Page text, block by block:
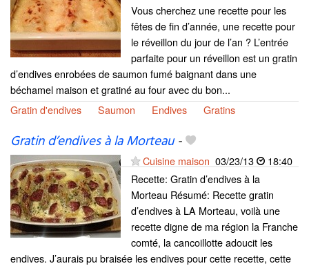
Vous cherchez une recette pour les
fêtes de fin d’année, une recette pour
le réveillon du jour de l’an ? L’entrée
parfaite pour un réveillon est un gratin
d’endives enrobées de saumon fumé baignant dans une
béchamel maison et gratiné au four avec du bon...
Gratin d'endives
Saumon Endives Gratins
Gratin d’endives à la Morteau-
Cuisine maison 03/23/13
18:40
Recette: Gratin d’endives à la
Morteau Résumé: Recette gratin
d’endives à LA Morteau, voilà une
recette digne de ma région la Franche
comté, la cancoillotte adoucit les
endives. J’aurais pu braisée les endives pour cette recette, cette